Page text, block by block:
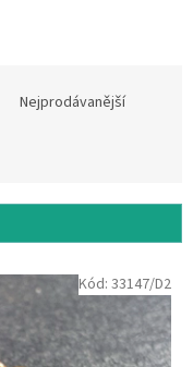
Nejprodávanější
Kód: 33147/D2